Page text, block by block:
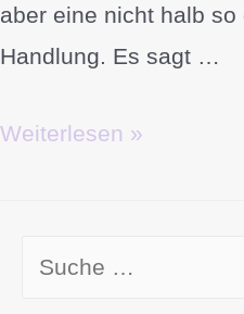
aber eine nicht halb so
Handlung. Es sagt …
Weiterlesen »